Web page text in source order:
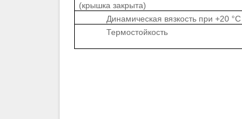
(крышка закрыта)
Динамическая вязкость при +20 °C
Термостойкость